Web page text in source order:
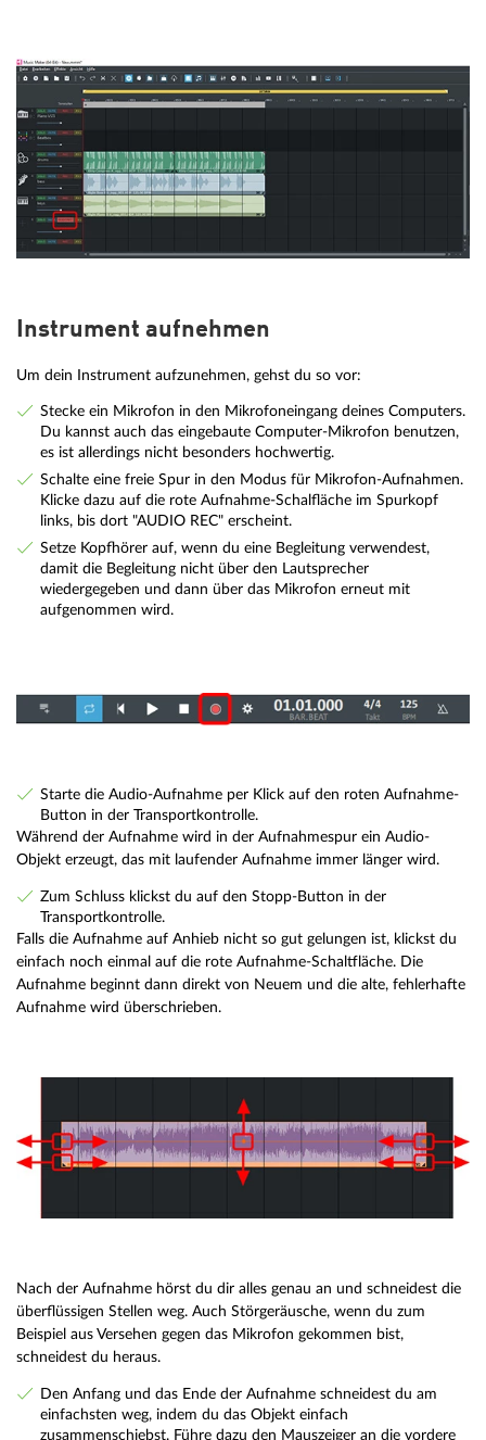
Instrument aufnehmen
Um dein Instrument aufzunehmen, gehst du so vor:
Stecke ein Mikrofon in den Mikrofoneingang deines Computers.
Du kannst auch das eingebaute Computer-Mikrofon benutzen,
es ist allerdings nicht besonders hochwertig.
Schalte eine freie Spur in den Modus für Mikrofon-Aufnahmen.
Klicke dazu auf die rote Aufnahme-Schalfläche im Spurkopf
links, bis dort "AUDIO REC" erscheint.
Setze Kopfhörer auf, wenn du eine Begleitung verwendest,
damit die Begleitung nicht über den Lautsprecher
wiedergegeben und dann über das Mikrofon erneut mit
aufgenommen wird.
Starte die Audio-Aufnahme per Klick auf den roten Aufnahme-
Button in der Transportkontrolle.
Während der Aufnahme wird in der Aufnahmespur ein Audio-
Objekt erzeugt, das mit laufender Aufnahme immer länger wird.
Zum Schluss klickst du auf den Stopp-Button in der
Transportkontrolle.
Falls die Aufnahme auf Anhieb nicht so gut gelungen ist, klickst du
einfach noch einmal auf die rote Aufnahme-Schaltfläche. Die
Aufnahme beginnt dann direkt von Neuem und die alte, fehlerhafte
Aufnahme wird überschrieben.
Nach der Aufnahme hörst du dir alles genau an und schneidest die
überflüssigen Stellen weg. Auch Störgeräusche, wenn du zum
Beispiel aus Versehen gegen das Mikrofon gekommen bist,
schneidest du heraus.
Den Anfang und das Ende der Aufnahme schneidest du am
einfachsten weg, indem du das Objekt einfach
zusammenschiebst. Führe dazu den Mauszeiger an die vordere